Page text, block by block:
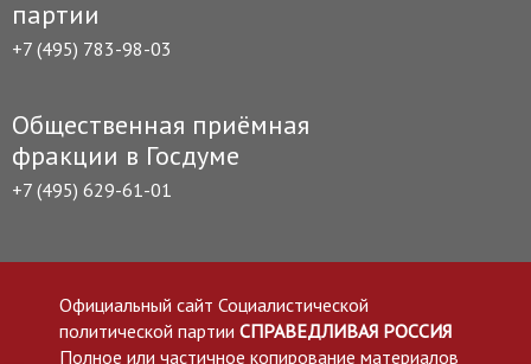
партии
+7 (495) 783-98-03
Общественная приёмная
фракции в Госдуме
+7 (495) 629-61-01
Официальный сайт Социалистической
политической партии СПРАВЕДЛИВАЯ РОССИЯ
Полное или частичное копирование материалов